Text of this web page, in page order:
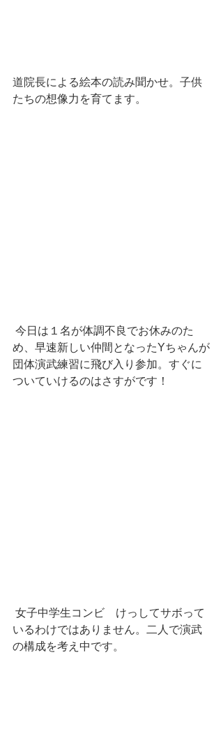
道院長による絵本の読み聞かせ。子供
たちの想像力を育てます。
め、早速新しい仲間となったYちゃんが
団体演武練習に飛び入り参加。すぐに
ついていけるのはさすがです！
いるわけではありません。二人で演武
の構成を考え中です。